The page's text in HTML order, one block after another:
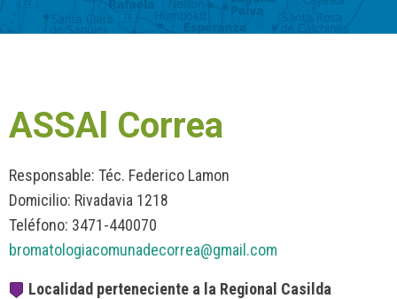
ASSAl Correa
Responsable: Téc. Federico Lamon
Domicilio: Rivadavia 1218
Teléfono: 3471-440070
bromatologiacomunadecorrea@gmail.com
Localidad perteneciente a la Regional Casilda